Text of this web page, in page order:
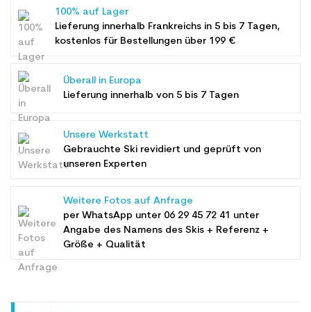
100% auf Lager
Lieferung innerhalb Frankreichs in 5 bis 7 Tagen,
kostenlos für Bestellungen über 199 €
Überall in Europa
Lieferung innerhalb von 5 bis 7 Tagen
Unsere Werkstatt
Gebrauchte Ski revidiert und geprüft von
unseren Experten
Weitere Fotos auf Anfrage
per WhatsApp unter 06 29 45 72 41 unter
Angabe des Namens des Skis + Referenz +
Größe + Qualität